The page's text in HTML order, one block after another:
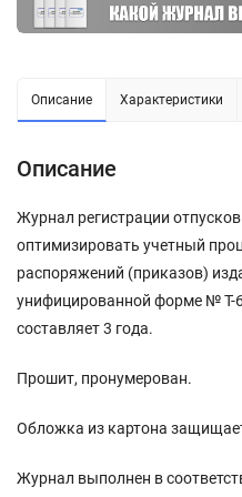
Описание Характеристики
Описание
Журнал регистрации
оптимизировать учетный
распоряжений (приказов)
унифицированной форме № Т-
составляет 3 года.
Прошит, пронумерован.
Обложка из картона
Журнал выполнен в